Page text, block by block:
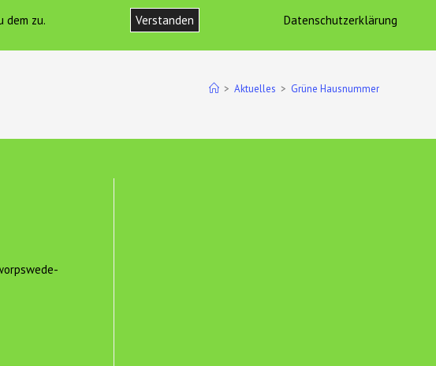
E.V. IMPRESSUM UND DATENSCHUTZ WEBSITE-
> Aktuelles > Grüne Hausnummer
dem zu. Verstanden Datenschutzerklärung